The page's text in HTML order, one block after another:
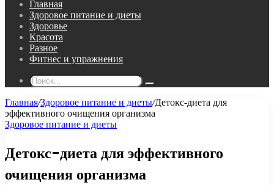
Главная
Здоровое питание и диеты
Здоровье
Красота
Разное
Фитнес и упражнения
Поиск...
Главная/Здоровое питание и диеты/Детокс-диета для
эффективного очищения организма
Здоровое питание и диеты
Детокс-диета для эффективного
очищения организма